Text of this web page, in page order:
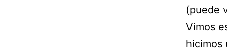
(puede
Vimos
hicimos